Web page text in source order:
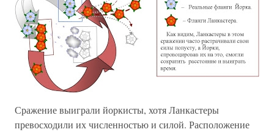
Сражение выиграли йоркисты, хотя Ланкастеры
превосходили их численностью и силой. Расположение